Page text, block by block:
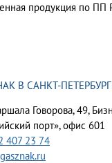
продукция по
В САНКТ-
Говорова, 49,
порт», офис 601
407 23 74